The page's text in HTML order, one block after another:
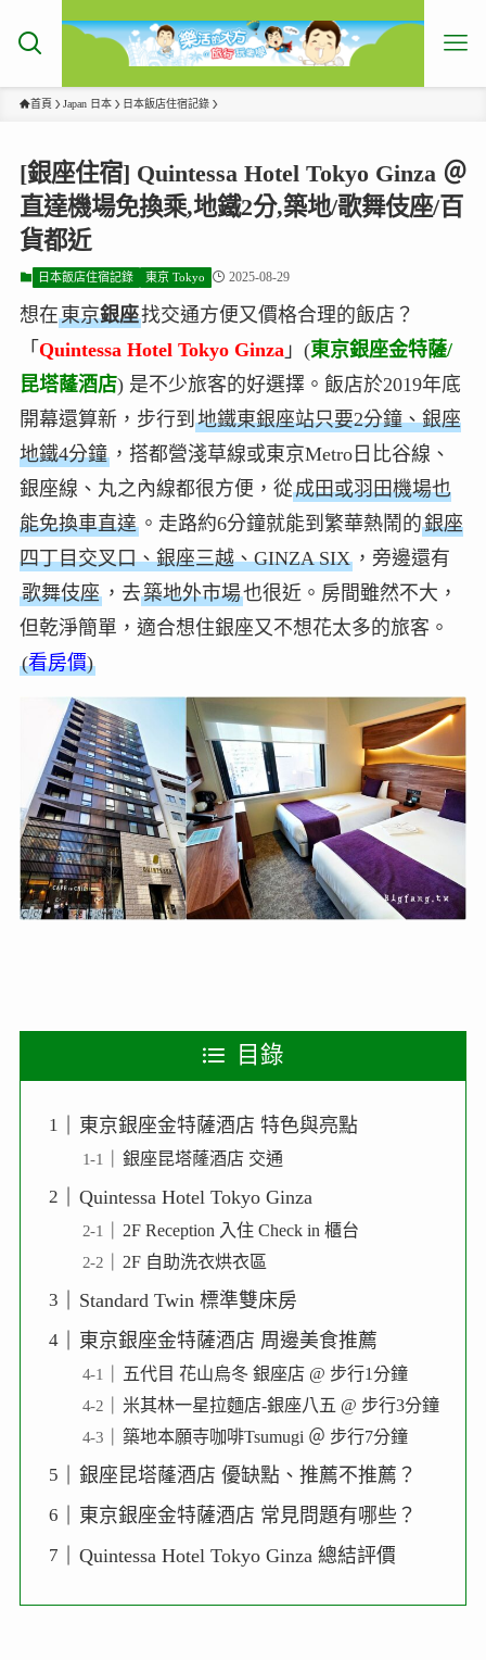
首頁 Japan 日本 日本飯店住宿記錄
[銀座住宿] Quintessa Hotel Tokyo Ginza ＠
直達機場免換乘,地鐵2分,築地/歌舞伎座/百
貨都近
日本飯店住宿記錄 東京 Tokyo 2025-08-29
想在東京銀座找交通方便又價格合理的飯店？
「 Quintessa Hotel Tokyo Ginza」(東京銀座金特薩/
昆塔蕯酒店) 是不少旅客的好選擇。飯店於2019年底
開幕還算新，步行到 地鐵東銀座站只要2分鐘、銀座
地鐵4分鐘，搭都營淺草線或東京Metro日比谷線、
銀座線、丸之內線都很方便，從成田或羽田機場也
能免換車直達。走路約6分鐘就能到繁華熱鬧的銀座
四丁目交叉口、銀座三越、GINZA SIX，旁邊還有
歌舞伎座，去築地外市場也很近。房間雖然不大，
但乾淨簡單，適合想住銀座又不想花太多的旅客。
(看房價)
目錄
東京銀座金特薩酒店 特色與亮點
銀座昆塔蕯酒店 交通
Quintessa Hotel Tokyo Ginza
2F Reception 入住 Check in 櫃台
2F 自助洗衣烘衣區
Standard Twin 標準雙床房
東京銀座金特薩酒店 周邊美食推薦
五代目 花山烏冬 銀座店 @ 步行1分鐘
米其林一星拉麵店-銀座八五 @ 步行3分鐘
築地本願寺咖啡Tsumugi ＠ 步行7分鐘
銀座昆塔蕯酒店 優缺點、推薦不推薦？
東京銀座金特薩酒店 常見問題有哪些？
Quintessa Hotel Tokyo Ginza 總結評價